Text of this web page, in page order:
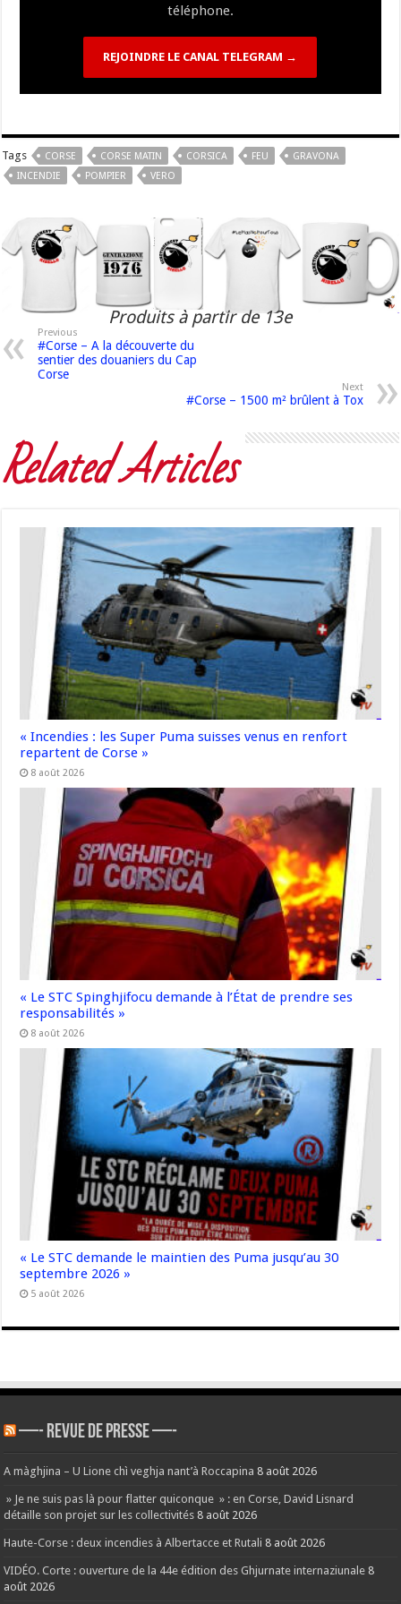
téléphone.
REJOINDRE LE CANAL TELEGRAM →
Tags CORSE CORSE MATIN CORSICA FEU
GRAVONA
INCENDIE
POMPIER VERO
Produits à partir de 13e
Previous
#Corse – A la découverte du
sentier des douaniers du Cap
Corse
Next
#Corse – 1500 m² brûlent à Tox
Related Articles
« Incendies : les Super Puma suisses venus en renfort
repartent de Corse »
8 août 2026
« Le STC Spinghjifocu demande à l’État de prendre ses
responsabilités »
8 août 2026
« Le STC demande le maintien des Puma jusqu’au 30
septembre 2026 »
5 août 2026
—- REVUE DE PRESSE —-
A màghjina – U Lione chì veghja nant’à Roccapina 8 août 2026
» Je ne suis pas là pour flatter quiconque » : en Corse, David Lisnard
détaille son projet sur les collectivités 8 août 2026
Haute-Corse : deux incendies à Albertacce et Rutali 8 août 2026
VIDÉO. Corte : ouverture de la 44e édition des Ghjurnate internaziunale 8
août 2026